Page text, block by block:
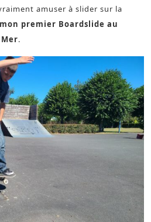
amuser à slider sur la
premier Boardslide au
.